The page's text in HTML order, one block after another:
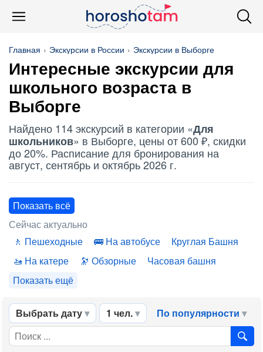
Главная Экскурсии в России Экскурсии в Выборге
Интересные экскурсии для
школьного возраста в
Выборге
Найдено 114 экскурсий в категории «Для
школьников» в Выборге, цены от 600 ₽, скидки
до 20%. Расписание для бронирования на
август, сентябрь и октябрь 2026 г.
Показать всё
Сейчас актуально
Пешеходные
На автобусе
Круглая Башня
На катере
Обзорные
Часовая башня
Показать ещё
Выбрать дату 1 чел. По популярности